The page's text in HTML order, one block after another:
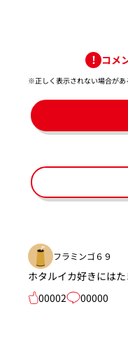
コメ
※正しく表示されない場合があ
フラミンゴ６９
ホタルイカ好きにはた
00002
00000